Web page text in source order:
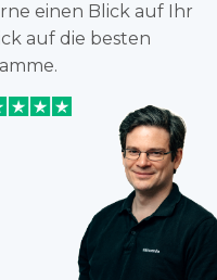
einen Blick auf Ihr
auf die besten